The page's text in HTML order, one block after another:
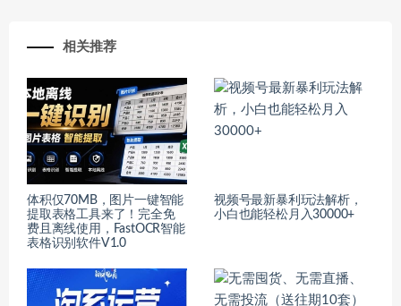
相关推荐
体积仅70MB，图片一键智能
提取表格工具来了！完全免
费且离线使用，FastOCR智能
表格识别软件V1.0
视频号最新暴利玩法解析，
小白也能轻松月入30000+